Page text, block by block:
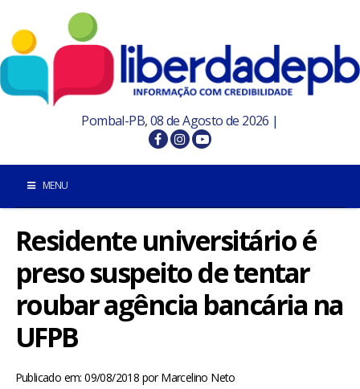
Pombal-PB, 08 de Agosto de 2026 |
MENU
INÍCIO
POMBAL E REGIÃO
Residente universitário é
preso suspeito de tentar
roubar agência bancária na
UFPB
Publicado em: 09/08/2018 porMarcelino Neto